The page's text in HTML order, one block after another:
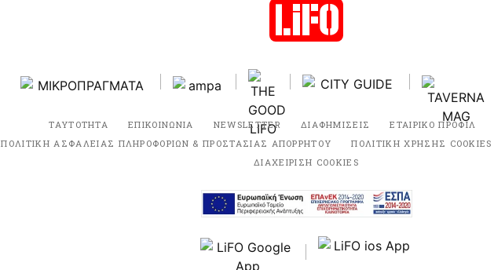
ΤΑΥΤΟΤΗΤΑ ΕΠΙΚΟΙΝΩΝΙΑ NEWSLETTER ΔΙΑΦΗΜΙΣΕΙΣ ΕΤΑΙΡΙΚΟ ΠΡΟΦΙΛ
ΠΟΛΙΤΙΚΗ ΑΣΦΑΛΕΙΑΣ ΠΛΗΡΟΦΟΡΙΩΝ & ΠΡΟΣΤΑΣΙΑΣ ΑΠΟΡΡΗΤΟΥ
ΠΟΛΙΤΙΚΗ ΧΡΗΣΗΣ COOKIES
ΔΙΑΧΕΙΡΙΣΗ COOKIES